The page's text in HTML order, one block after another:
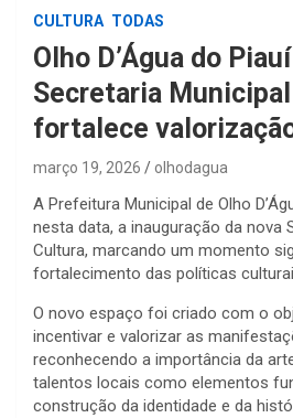
CULTURA TODAS
Olho D’Água do
Secretaria
fortalece
março 19, 2026 olhodagua
A Prefeitura Municipal de Olho
nesta data, a inauguração da nova
Cultura, marcando um momento
fortalecimento das políticas
O novo espaço foi criado com o
incentivar e valorizar as
reconhecendo a importância da
talentos locais como elementos
construção da identidade e da